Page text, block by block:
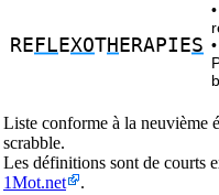
RE FL EXOTH ERAPIES
•
•
Liste conforme à la neuvième
scrabble.
Les définitions sont de courts
1Mot.net
.